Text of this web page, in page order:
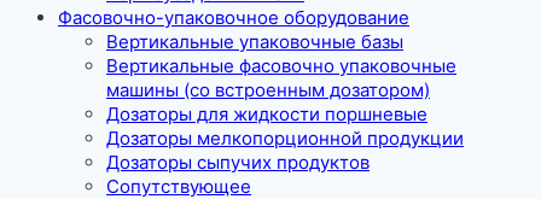
Фасовочно-упаковочное оборудование
Вертикальные упаковочные базы
Вертикальные фасовочно упаковочные
машины (со встроенным дозатором)
Дозаторы для жидкости поршневые
Дозаторы мелкопорционной продукции
Дозаторы сыпучих продуктов
Сопутствующее